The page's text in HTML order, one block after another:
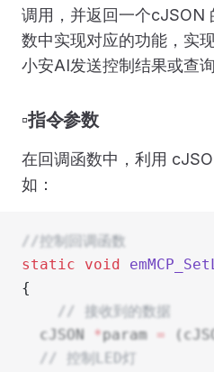
调用，并返回一个cJSON
数中实现对应的功能，实
小安AI发送控制结果或查
▫️指令参数
在回调函数中，利用
如：
//控制回调函数
static void
{
    // 接收到的数据
  cJSON
*param =
  // 控制LED灯